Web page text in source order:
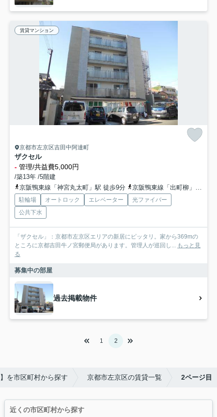
賃貸マンション
京都市左京区吉田中阿達町
ザクセル
- 管理/共益費5,000円
/築13年 /5階建
京阪鴨東線「神宮丸太町」駅 徒歩9分
京阪鴨東線「出町柳」駅 徒歩10分
駐輪場 オートロック エレベーター
光ファイバー
公共下水
「ザクセル」：京都市左京区エリアの新居にピッタリ。家から369mの
ところに京都吉田牛ノ宮郵便局があります。管理人が巡回し... もっと見
る
募集中の部屋
過去掲載物件
1 2
を市区町村から探す 京都市左京区の賃貸一覧 2ページ目
近くの市区町村から探す